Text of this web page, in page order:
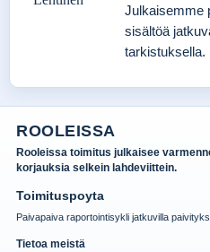
Julkaisemme
sisältöä
tarkistuksella.
ROOLEISSA
Rooleissa toimitus julkaisee
korjauksia selkein lahdeviittein.
Toimituspoyta
Paivapaiva raportointisykli jatkuvilla
Tietoa meistä